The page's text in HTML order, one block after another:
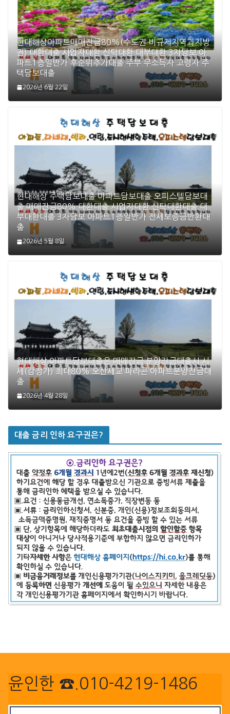
현대해상아파트매매잔금80%(수도권 비규제지역과지방
권) 대환대출 사업자대환 신탁대환 대부대환 3자담보 아
파트1층일반가 후순위추가대출 주부 무소득자 고령자 주
택담보대출
2026년 6월 22일
현대해상 주택담보대출 아파트담보대출 오피스텔담보대
출 매매잔금80% 대환대출 사업자대환 신탁대환대출 대
부대환대출 3자담보 아파트1층일반가 전세보증금반환대
출
2026년 5월 8일
현대해상 아파트담보대출은 매매잔금 분양잔금대출시 시
세(감정가) 최대80% 오산세교 파라곤 아파트분양잔금대
출
2026년 4월 28일
대출 금리 인하 요구권은?
윤인한 ☎.010-4219-1486